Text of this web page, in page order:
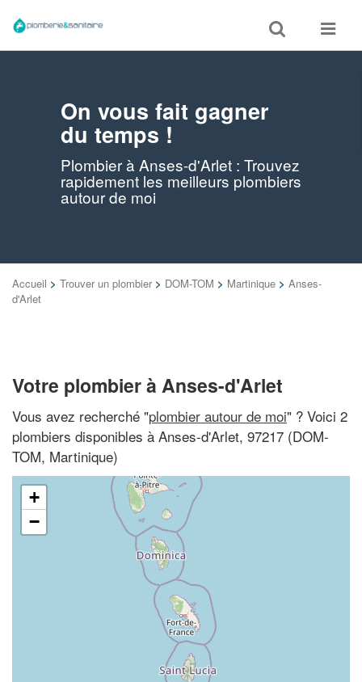
Toggle
search
Toggle
On vous fait gagner
du temps !
Plombier à Anses-d'Arlet : Trouvez
rapidement les meilleurs plombiers
autour de moi
Accueil > Trouver un plombier > DOM-TOM > Martinique > Anses-
d'Arlet
Votre plombier à Anses-d'Arlet
Vous avez recherché "plombier autour de moi" ? Voici 2
plombiers disponibles à Anses-d'Arlet, 97217 (DOM-
TOM, Martinique)
+
−